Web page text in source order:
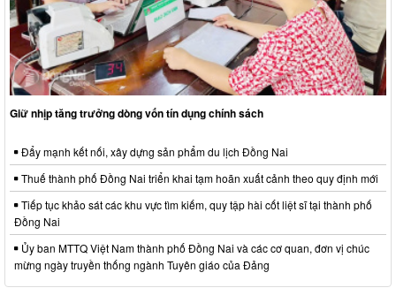
Giữ nhịp tăng trưởng dòng vốn tín dụng chính sách
Đẩy mạnh kết nối, xây dựng sản phẩm du lịch Đồng Nai
Thuế thành phố Đồng Nai triển khai tạm hoãn xuất cảnh theo quy định mới
Tiếp tục khảo sát các khu vực tìm kiếm, quy tập hài cốt liệt sĩ tại thành phố
Đồng Nai
Ủy ban MTTQ Việt Nam thành phố Đồng Nai và các cơ quan, đơn vị chúc
mừng ngày truyền thống ngành Tuyên giáo của Đảng